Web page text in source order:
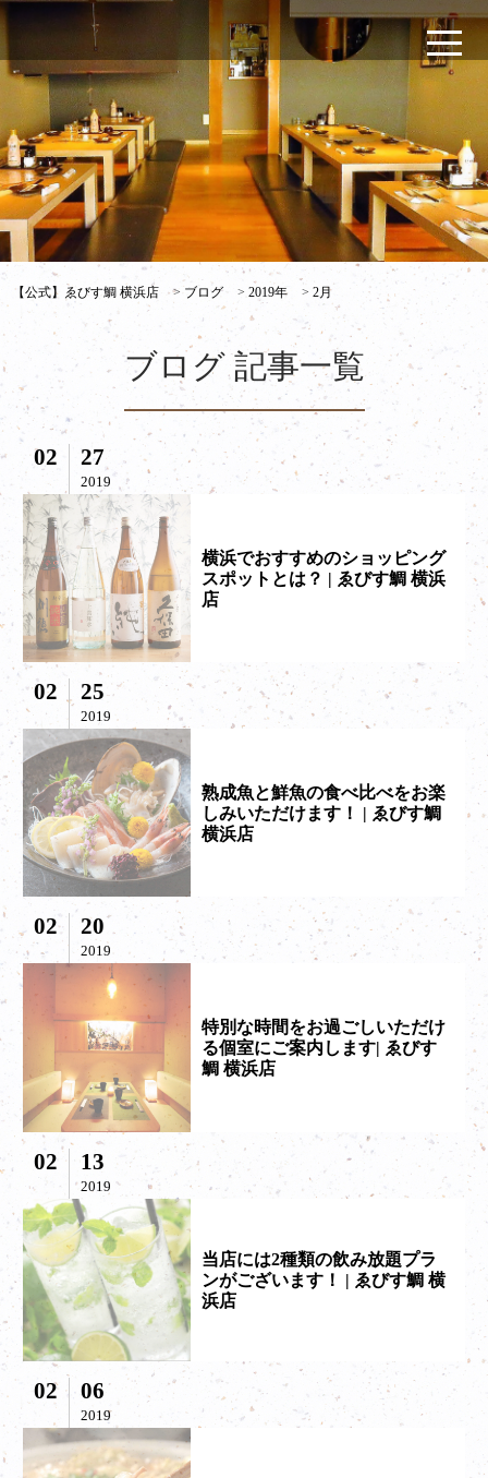
【公式】ゑびす鯛 横浜店 > ブログ >2019年 >2月
ブログ 記事一覧
02 27
2019
横浜でおすすめのショッピング
スポットとは？ | ゑびす鯛 横浜
店
02 25
2019
熟成魚と鮮魚の食べ比べをお楽
しみいただけます！ | ゑびす鯛
横浜店
02 20
2019
特別な時間をお過ごしいただけ
る個室にご案内します| ゑびす
鯛 横浜店
02 13
2019
当店には2種類の飲み放題プラ
ンがございます！ | ゑびす鯛 横
浜店
02 06
2019